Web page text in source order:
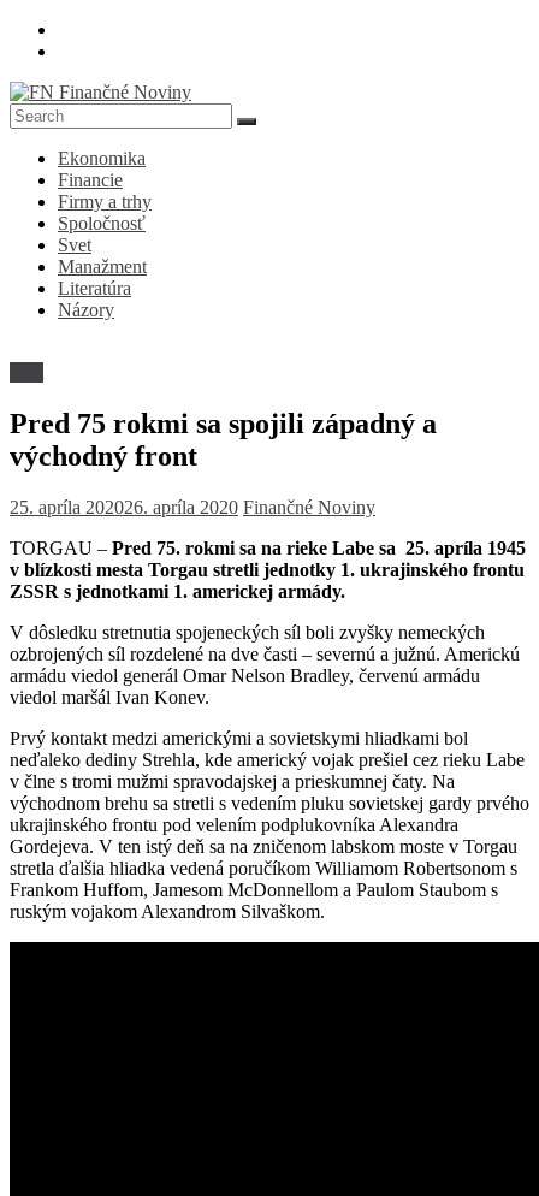
Skip
FN
Finančné
Noviny
Denník
ekonomike
spoločnosti
Ekonomika
Financie
Firmy a trhy
Spoločnosť
Svet
Manažment
Literatúra
Názory
Pred 75 rokmi sa spojili západný a
východný front
25. apríla 202026. apríla 2020 Finančné Noviny
TORGAU – Pred 75. rokmi sa na rieke Labe sa 25. apríla 1945
v blízkosti mesta Torgau stretli jednotky 1. ukrajinského frontu
ZSSR s jednotkami 1. americkej armády.
V dôsledku stretnutia spojeneckých síl boli zvyšky nemeckých
ozbrojených síl rozdelené na dve časti – severnú a južnú. Americkú
armádu viedol generál Omar Nelson Bradley, červenú armádu
viedol maršál Ivan Konev.
Prvý kontakt medzi americkými a sovietskymi hliadkami bol
neďaleko dediny Strehla, kde americký vojak prešiel cez rieku Labe
v člne s tromi mužmi spravodajskej a prieskumnej čaty. Na
východnom brehu sa stretli s vedením pluku sovietskej gardy prvého
ukrajinského frontu pod velením podplukovníka Alexandra
Gordejeva. V ten istý deň sa na zničenom labskom moste v Torgau
stretla ďalšia hliadka vedená poručíkom Williamom Robertsonom s
Frankom Huffom, Jamesom McDonnellom a Paulom Staubom s
ruským vojakom Alexandrom Silvaškom.